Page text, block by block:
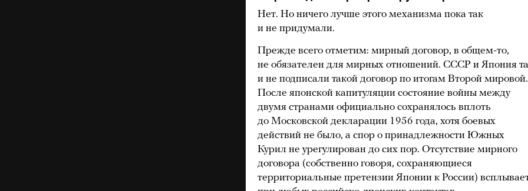
Нет. Но ничего лучше этого механизма пока так
и не придумали.
Прежде всего отметим: мирный договор, в общем-то,
не обязателен для мирных отношений. СССР и Япония
и не подписали такой договор по итогам Второй мировой.
После японской капитуляции состояние войны между
двумя странами официально сохранялось вплоть
до Московской декларации 1956 года, хотя боевых
действий не было, а спор о принадлежности Южных
Курил не урегулирован до сих пор. Отсутствие мирного
договора (собственно говоря, сохраняющиеся
территориальные претензии Японии к России)